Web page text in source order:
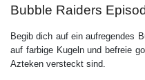
Bubble Raiders
Begib dich auf ein aufregendes
auf farbige Kugeln und befreie
Azteken versteckt sind.